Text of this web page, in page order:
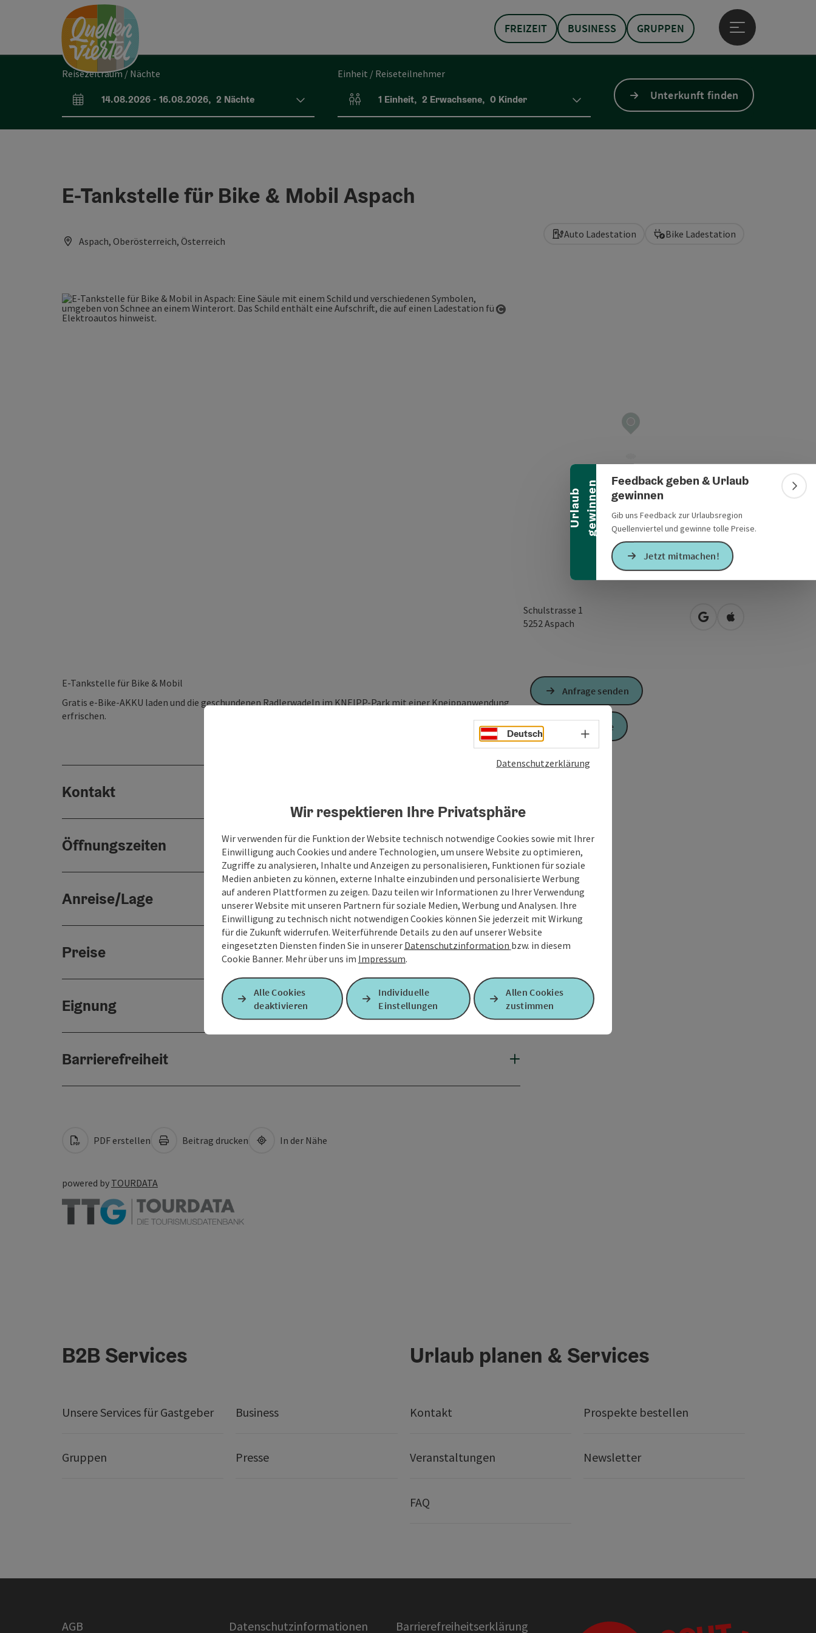
Zum InhaltAccesskey
[0]
Zur NavigationAccesskey
Zum Seitenanfang Accesskey
U
r
l
a
u
b
g
e
w
i
n
n
e n
Banner einklappen
Feedback geben & Urlaub
gewinnen
Gib uns Feedback zur Urlaubsregion
Quellenviertel und gewinne tolle Preise.
Jetzt mitmachen!
FREIZEIT BUSINESS GRUPPEN
Hauptmenü öffnen
Reisezeitraum / Nächte
An- und Abreisefelder
14.08.2026- 16.08.2026, 2 Nächte
Einheit / Reiseteilnehmer
Einheitenanzahl und Personenfelder
1 Einheit, 2 Erwachsene, 0 Kinder Unterkunft finden
E-Tankstelle für Bike & Mobil Aspach
Aspach, Oberösterreich, Österreich
Schulstrasse 1
5252Aspach in Google Maps öffnen
in Apple Maps
Auto Ladestation Bike Ladestation
E-Tankstelle für Bike & Mobil
Gratis e-Bike-AKKU laden und die geschundenen Radlerwadeln im KNEIPP-Park mit einer Kneippanwendung
erfrischen.
Kontakt
Öffnungszeiten
Anreise/Lage
Preise
Eignung
Barrierefreiheit
Anfrage senden
Zur Website
PDF erstellen Beitrag drucken In der Nähe
powered by TOURDATA
B2B Services
Unsere Services für Gastgeber Business
Gruppen Presse
Urlaub planen & Services
Kontakt Prospekte bestellen
Veranstaltungen Newsletter
FAQ
AGB Datenschutzinformationen Barrierefreiheitserklärung
Deutsch Sprachwahl - Menü öffnen
Datenschutzerklärung
Wir respektieren Ihre Privatsphäre
Wir verwenden für die Funktion der Website technisch notwendige Cookies sowie mit Ihrer
Einwilligung auch Cookies und andere Technologien, um unsere Website zu optimieren,
Zugriffe zu analysieren, Inhalte und Anzeigen zu personalisieren, Funktionen für soziale
Medien anbieten zu können, externe Inhalte einzubinden und personalisierte Werbung
auf anderen Plattformen zu zeigen. Dazu teilen wir Informationen zu Ihrer Verwendung
unserer Website mit unseren Partnern für soziale Medien, Werbung und Analysen. Ihre
Einwilligung zu technisch nicht notwendigen Cookies können Sie jederzeit mit Wirkung
für die Zukunft widerrufen. Weiterführende Details zu den auf unserer Website
eingesetzten Diensten finden Sie in unserer Datenschutzinformation bzw. in diesem
Cookie Banner. Mehr über uns im Impressum.
Alle Cookies
deaktivieren
Individuelle
Einstellungen
Allen Cookies
zustimmen